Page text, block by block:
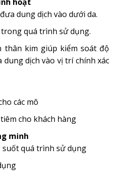
dung dịch vào dưới da.
quá trình sử dụng.
thân kim giúp kiểm soát độ
dịch vào vị trí chính xác
các mô
cho khách hàng
minh
quá trình sử dụng